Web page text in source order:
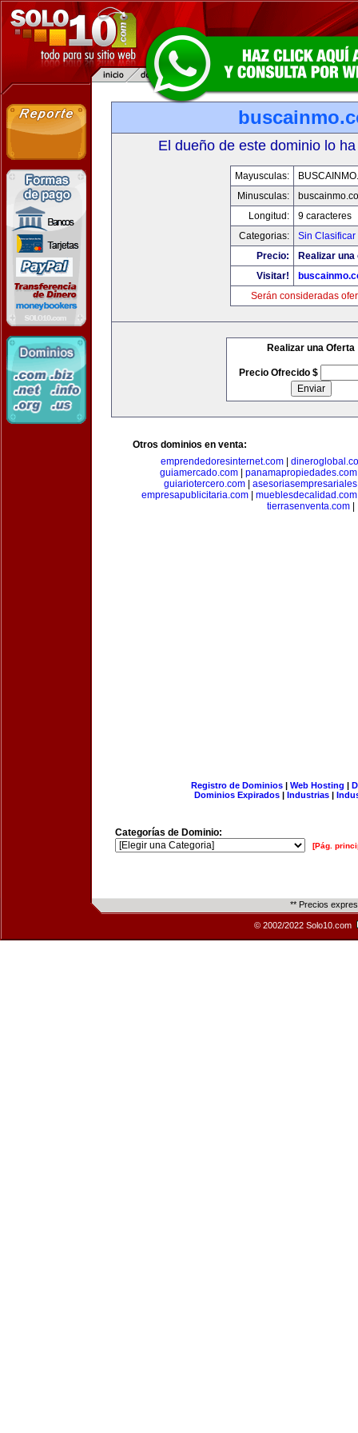
El dueño de este dominio lo
Mayusculas:
Minusculas:
Longitud:
9 caracteres
Categorias:
Sin Clasificar
Precio:
Realizar
Visitar!
Serán consideradas
Realizar una Oferta
Precio Ofrecido $
Otros dominios en venta:
emprendedoresinternet.com
guiamercado.com| panamapropiedades.com
guiariotercero.com|
empresapublicitaria.com| mueblesdecalidad.com
tierrasenventa.com
Registro de Dominios| Web Hosting |
Dominios Expirados | Industrias |
Categorías de Dominio:
[Pág.
** Precios
© 2002/2022 Solo10.com